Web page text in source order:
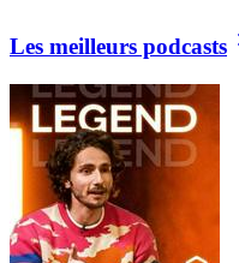
Les meilleurs podcasts